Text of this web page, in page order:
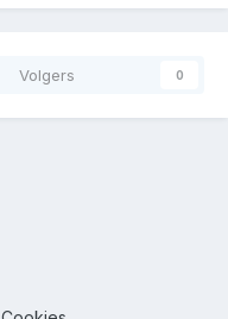
Volgers 0